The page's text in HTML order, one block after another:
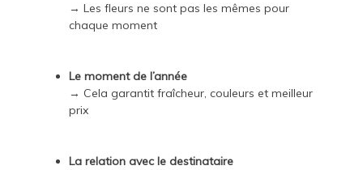
→ Les fleurs ne sont pas les mêmes pour
chaque moment
Le moment de l’année
→ Cela garantit fraîcheur, couleurs et meilleur
prix
La relation avec le destinataire